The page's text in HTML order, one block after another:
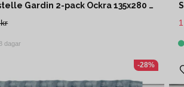
Svanefors Estelle Gardin 2-pack Ockra 135x280 cm
dagar
-28%